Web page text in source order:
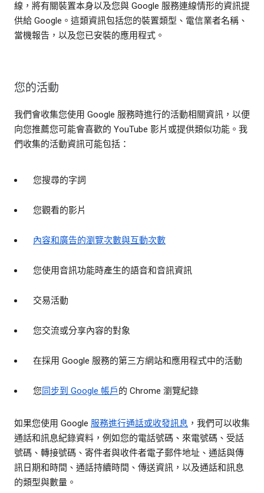
線，將有關裝置本身以及您與 Google 服務連線情形的資訊提
供給 Google。這類資訊包括您的裝置類型、電信業者名稱、
當機報告，以及您已安裝的應用程式。
您的活動
我們會收集您使用 Google 服務時進行的活動相關資訊，以便
向您推薦您可能會喜歡的 YouTube 影片或提供類似功能。我
們收集的活動資訊可能包括：
您搜尋的字詞
您觀看的影片
內容和廣告的瀏覽次數與互動次數
您使用音訊功能時產生的語音和音訊資訊
交易活動
您交流或分享內容的對象
在採用 Google 服務的第三方網站和應用程式中的活動
您同步到 Google 帳戶的 Chrome 瀏覽紀錄
如果您使用 Google 服務進行通話或收發訊息 ，我們可以收集
通話和訊息紀錄資料，例如您的電話號碼、來電號碼、受話
號碼、轉接號碼、寄件者與收件者電子郵件地址、通話與傳
訊日期和時間、通話持續時間、傳送資訊，以及通話和訊息
的類型與數量。